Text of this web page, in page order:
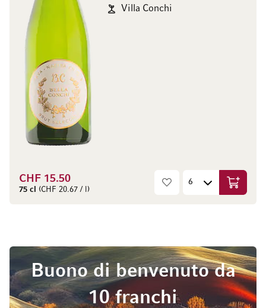
Villa Conchi
CHF 15.50
75 cl (CHF 20.67 / l)
Buono di benvenuto da
10 franchi